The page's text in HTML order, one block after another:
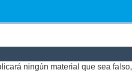
ningún material que sea